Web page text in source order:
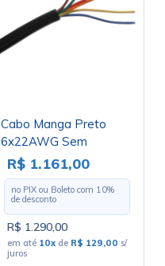
Cabo Manga Preto
6x22AWG Sem
Blindagem - Rolo com
100 Metros
R$ 1.161,00
no PIX ou Boleto com 10%
de desconto
R$ 1.290,00
em até 10x de R$ 129,00 s/
juros